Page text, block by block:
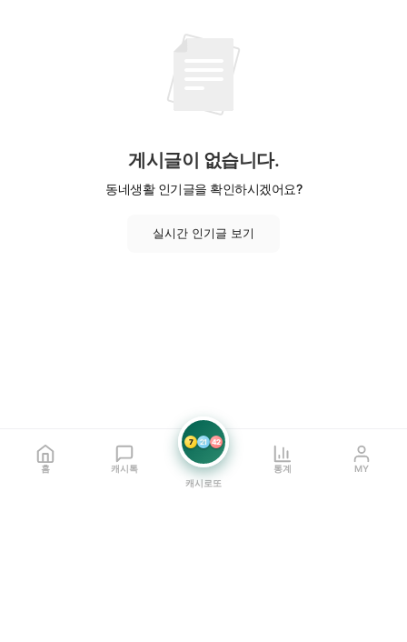
게시글이 없습니다.
동네생활 인기글을 확인하시겠어요?
실시간 인기글 보기
홈 캐시톡
7 21 42
캐시로또
통계 MY